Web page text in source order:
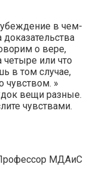
в чем-
доказательства
о вере,
или что
в том случае,
чувством. »
вещи разные.
чувствами.
МДАиС